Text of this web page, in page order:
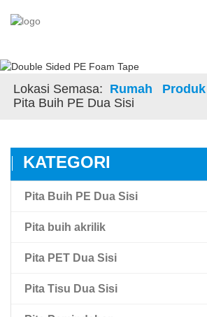
Lokasi Semasa: Rumah
Produk
Pita Buih PE Dua Sisi
KATEGORI
Pita Buih PE Dua Sisi
Pita buih akrilik
Pita buih akrilik
Pita Buih Akrilik Ikatan Tinggi Amk
Pita PET Dua Sisi
Pita Filem Haiwan Peliharaan
Pita Tisu Dua Sisi